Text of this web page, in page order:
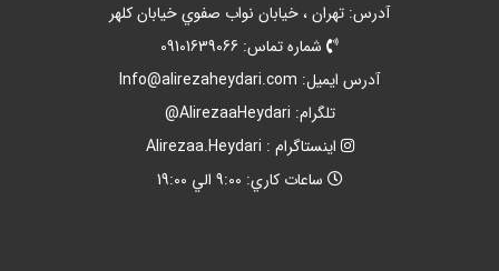
آدرس: تهران ، خيابان نواب صفوي خيابان کلهر
شماره تماس: 09101639066
آدرس ايميل: Info@alirezaheydari.com
تلگرام: AlirezaaHeydari@
اينستاگرام : Alirezaa.Heydari
ساعات کاري: 9:00 الي 19:00